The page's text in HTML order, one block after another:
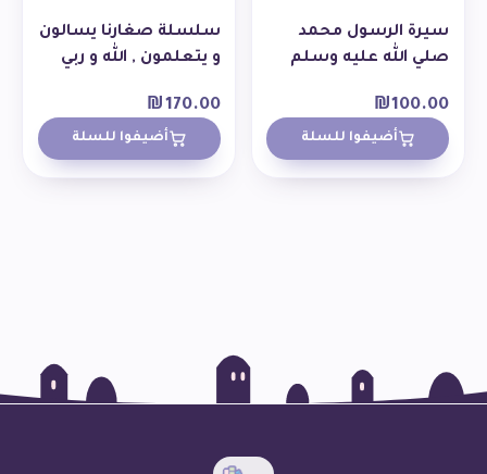
سيرة الرسول محمد
صلي الله عليه وسلم
₪100.00
أضيفوا للسلة
سلسلة صغارنا يسالون
و يتعلمون , الله و ربي
₪170.00
أضيفوا للسلة